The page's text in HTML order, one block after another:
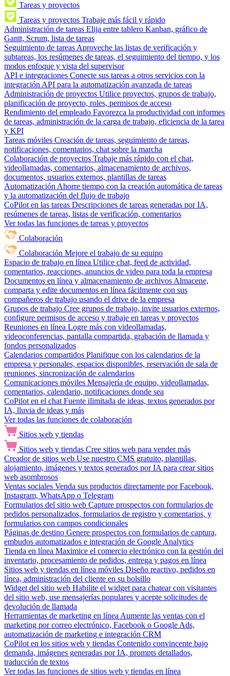
Tareas y proyectos
Tareas y proyectos Trabaje más fácil y rápido
Administración de tareas Elija entre tablero Kanban, gráfico de
Gantt, Scrum, lista de tareas
Seguimiento de tareas Aproveche las listas de verificación y
subtareas, los resúmenes de tareas, el seguimiento del tiempo, y los
modos enfoque y vista del supervisor
API e integraciones Conecte sus tareas a otros servicios con la
integración API para la automatización avanzada de tareas
Administración de proyectos Utilice proyectos, grupos de trabajo,
planificación de proyecto, roles, permisos de acceso
Rendimiento del empleado Favorezca la productividad con informes
de tareas, administración de la carga de trabajo, eficiencia de la tarea
y KPI
Tareas móviles Creación de tareas, seguimiento de tareas,
notificaciones, comentarios, chat sobre la marcha
Colaboración de proyectos Trabaje más rápido con el chat,
videollamadas, comentarios, almacenamiento de archivos,
documentos, usuarios externos, plantillas de tareas
Automatización Ahorre tiempo con la creación automática de tareas
y la automatización del flujo de trabajo
CoPilot en las tareas Descripciones de tareas generadas por IA,
resúmenes de tareas, listas de verificación, comentarios
Ver todas las funciones de tareas y proyectos
Colaboración
Colaboración Mejore el trabajo de su equipo
Espacio de trabajo en línea Utilice chat, feed de actividad,
comentarios, reacciones, anuncios de video para toda la empresa
Documentos en línea y almacenamiento de archivos Almacene,
comparta y edite documentos en línea fácilmente con sus
compañeros de trabajo usando el drive de la empresa
Grupos de trabajo Cree grupos de trabajo, invite usuarios externos,
configure permisos de acceso y trabaje en tareas y proyectos
Reuniones en línea Logre más con videollamadas,
videoconferencias, pantalla compartida, grabación de llamada y
fondos personalizados
Calendarios compartidos Planifique con los calendarios de la
empresa y personales, espacios disponibles, reservación de sala de
reuniones, sincronización de calendarios
Comunicaciones móviles Mensajería de equipo, videollamadas,
comentarios, calendario, notificaciones donde sea
CoPilot en el chat Fuente ilimitada de ideas, textos generados por
IA, lluvia de ideas y más
Ver todas las funciones de colaboración
Sitios web y tiendas
Sitios web y tiendas Cree sitios web para vender más
Creador de sitios web Use nuestro CMS gratuito, plantillas,
alojamiento, imágenes y textos generados por IA para crear sitios
web asombrosos
Ventas sociales Venda sus productos directamente por Facebook,
Instagram, WhatsApp o Telegram
Formularios del sitio web Capture prospectos con formularios de
pedidos personalizados, formularios de registro y comentarios, y
formularios con campos condicionales
Páginas de destino Genere prospectos con formularios de captura,
embudos automatizados e integración de Google Analytics
Tienda en línea Maximice el comercio electrónico con la gestión del
inventario, procesamiento de pedidos, entrega y pagos en línea
Sitios web y tiendas en línea móviles Diseño reactivo, pedidos en
línea, administración del cliente en su bolsillo
Widget del sitio web Habilite el widget para chatear con visitantes
del sitio web, use mensajerías populares y acepte solicitudes de
devolución de llamada
Herramientas de marketing en línea Aumente las ventas con el
marketing por correo electrónico, Facebook o Google Ads,
automatización de marketing e integración CRM
CoPilot en los sitios web y tiendas Contenido convincente bajo
demanda, imágenes generadas por IA, prompts detallados,
traducción de textos
Ver todas las funciones de sitios web y tiendas en línea